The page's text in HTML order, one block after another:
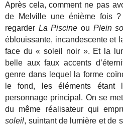
Après cela, comment ne pas
de Melville une énième fois
regarder La Piscine ou Plein
éblouissante, incandescente et
face du « soleil noir ». Et la
belle aux faux accents
genre dans lequel la forme
le fond, les éléments étant
personnage principal. On se
du même réalisateur qui
soleil, suintant de lumière et de